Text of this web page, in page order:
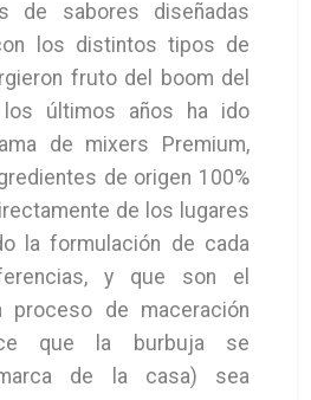
de sabores diseñadas
los distintos tipos de
fruto del boom del
últimos años ha ido
de mixers Premium,
de origen 100%
de los lugares
la formulación de cada
y que son el
proceso de maceración
que la burbuja se
de la casa) sea